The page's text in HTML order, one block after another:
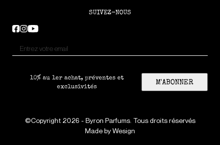
SUIVEZ-NOUS
10% au 1er achat, préventes et
exclusivités
M'ABONNER
©Copyright 2026 - Byron Parfums. Tous droits réservés
Made byWesign